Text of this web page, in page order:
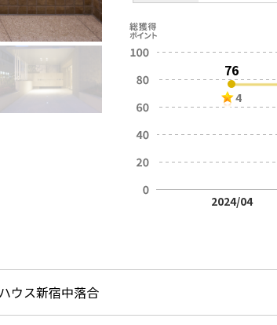
76
4
2024/04
ウス新宿中落合